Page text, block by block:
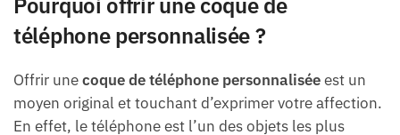
téléphone personnalisée ?
Offrir unecoque de téléphone personnaliséeest un
moyen original et touchant d’exprimer votre affection.
En effet, le téléphone est l’un des objets les plus